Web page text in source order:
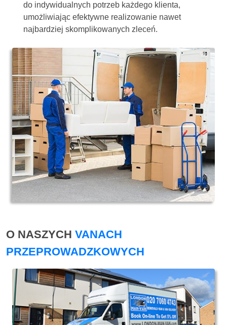
do indywidualnych potrzeb każdego klienta,
umożliwiając efektywne realizowanie nawet
najbardziej skomplikowanych zleceń.
O NASZYCH VANACH
PRZEPROWADZKOWYCH